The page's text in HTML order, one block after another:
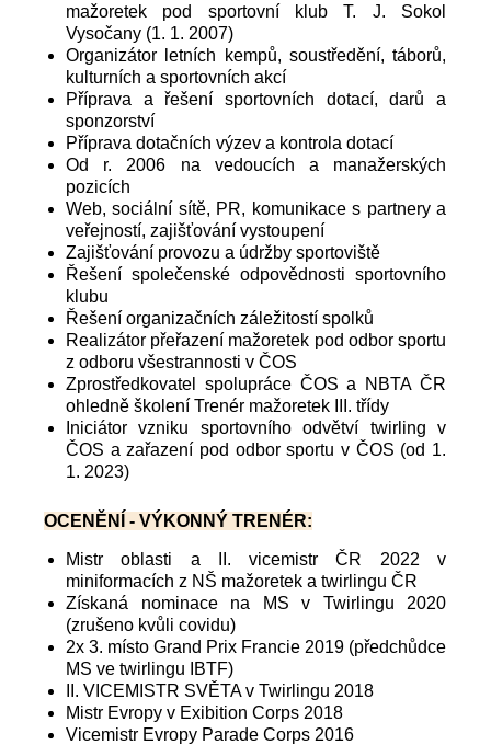
mažoretek pod sportovní klub T. J. Sokol
Vysočany (1. 1. 2007)
Organizátor letních kempů, soustředění, táborů,
kulturních a sportovních akcí
Příprava a řešení sportovních dotací, darů a
sponzorství
Příprava dotačních výzev a kontrola dotací
Od r. 2006 na vedoucích a manažerských
pozicích
Web, sociální sítě, PR, komunikace s partnery a
veřejností, zajišťování vystoupení
Zajišťování provozu a údržby sportoviště
Řešení společenské odpovědnosti sportovního
klubu
Řešení organizačních záležitostí spolků
Realizátor přeřazení mažoretek pod odbor sportu
z odboru všestrannosti v ČOS
Zprostředkovatel spolupráce ČOS a NBTA ČR
ohledně školení Trenér mažoretek III. třídy
Iniciátor vzniku sportovního odvětví twirling v
ČOS a zařazení pod odbor sportu v ČOS (od 1.
1. 2023)
OCENĚNÍ - VÝKONNÝ TRENÉR:
Mistr oblasti a II. vicemistr ČR 2022 v
miniformacích z NŠ mažoretek a twirlingu ČR
Získaná nominace na MS v Twirlingu 2020
(zrušeno kvůli covidu)
2x 3. místo Grand Prix Francie 2019 (předchůdce
MS ve twirlingu IBTF)
II. VICEMISTR SVĚTA v Twirlingu 2018
Mistr Evropy v Exibition Corps 2018
Vicemistr Evropy Parade Corps 2016